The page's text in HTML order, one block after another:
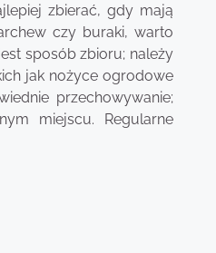
zbierać, gdy mają
czy buraki, warto
sposób zbioru; należy
jak nożyce ogrodowe
przechowywanie;
miejscu. Regularne